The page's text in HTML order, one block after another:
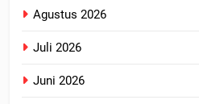
Agustus 2026
Juli 2026
Juni 2026